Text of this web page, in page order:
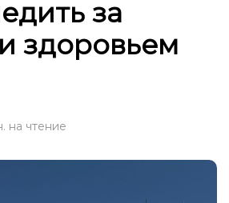
за
здоровьем
на чтение